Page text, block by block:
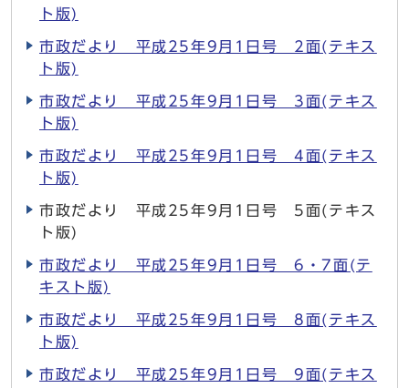
ト版)
市政だより 平成25年9月1日号 2面(テキス
ト版)
市政だより 平成25年9月1日号 3面(テキス
ト版)
市政だより 平成25年9月1日号 4面(テキス
ト版)
市政だより 平成25年9月1日号 5面(テキス
ト版)
市政だより 平成25年9月1日号 6・7面(テ
キスト版)
市政だより 平成25年9月1日号 8面(テキス
ト版)
市政だより 平成25年9月1日号 9面(テキス